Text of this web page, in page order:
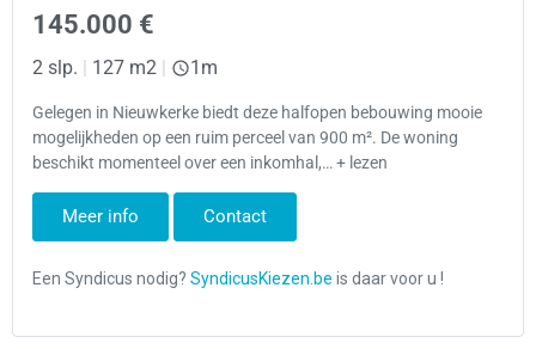
145.000 €
2 slp. 127 m2 1m
Gelegen in Nieuwkerke biedt deze halfopen bebouwing mooie
mogelijkheden op een ruim perceel van 900 m². De woning
beschikt momenteel over een inkomhal,… + lezen
Meer info Contact